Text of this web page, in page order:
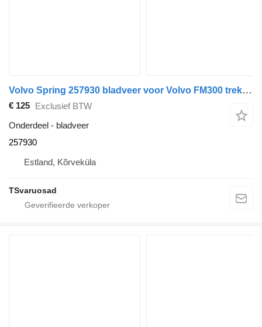
Volvo Spring 257930 bladveer voor Volvo FM300 trekker
€ 125 Exclusief BTW
Onderdeel - bladveer
257930
Estland, Kõrveküla
TSvaruosad